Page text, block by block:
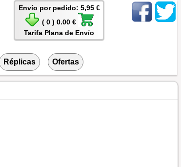
Envío por pedido: 5,95 €
( 0 ) 0.00 €
Tarifa Plana de Envío
Réplicas Ofertas